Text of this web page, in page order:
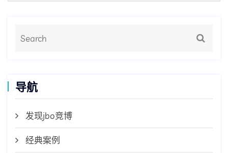
导航
发现jbo竞博
经典案例